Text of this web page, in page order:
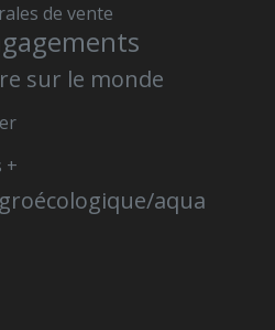
de vente
sur le monde
+
aqua